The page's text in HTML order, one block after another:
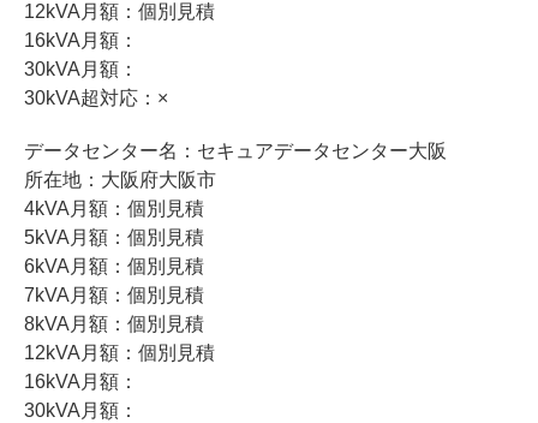
12kVA月額：個別見積
16kVA月額：
30kVA月額：
30kVA超対応：×
データセンター名：セキュアデータセンター大阪
所在地：大阪府大阪市
4kVA月額：個別見積
5kVA月額：個別見積
6kVA月額：個別見積
7kVA月額：個別見積
8kVA月額：個別見積
12kVA月額：個別見積
16kVA月額：
30kVA月額：